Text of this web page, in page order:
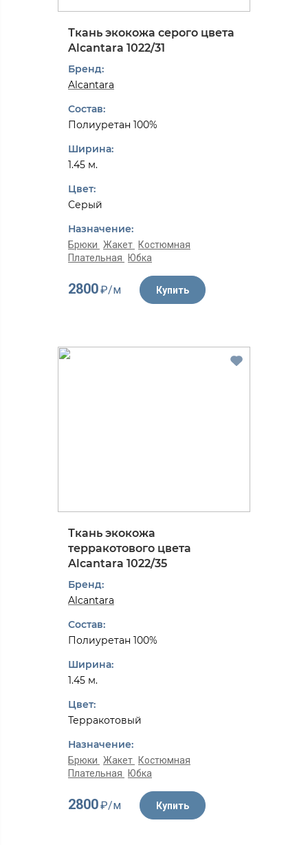
Ткань экокожа серого цвета
Alcantarа 1022/31
Бренд:
Alcantarа
Состав:
Полиуретан 100%
Ширина:
1.45 м.
Цвет:
Серый
Назначение:
Брюки Жакет
Костюмная
Плательная
Юбка
2800₽/м Купить
Ткань экокожа
терракотового цвета
Alcantarа 1022/35
Бренд:
Alcantarа
Состав:
Полиуретан 100%
Ширина:
1.45 м.
Цвет:
Терракотовый
Назначение:
Брюки Жакет
Костюмная
Плательная
Юбка
2800₽/м Купить